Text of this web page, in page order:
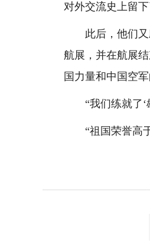
对外交流史上留下
此后，他们又应
航展，并在航展
国力量和中国空军
“我们练就了‘雄
“祖国荣誉高于